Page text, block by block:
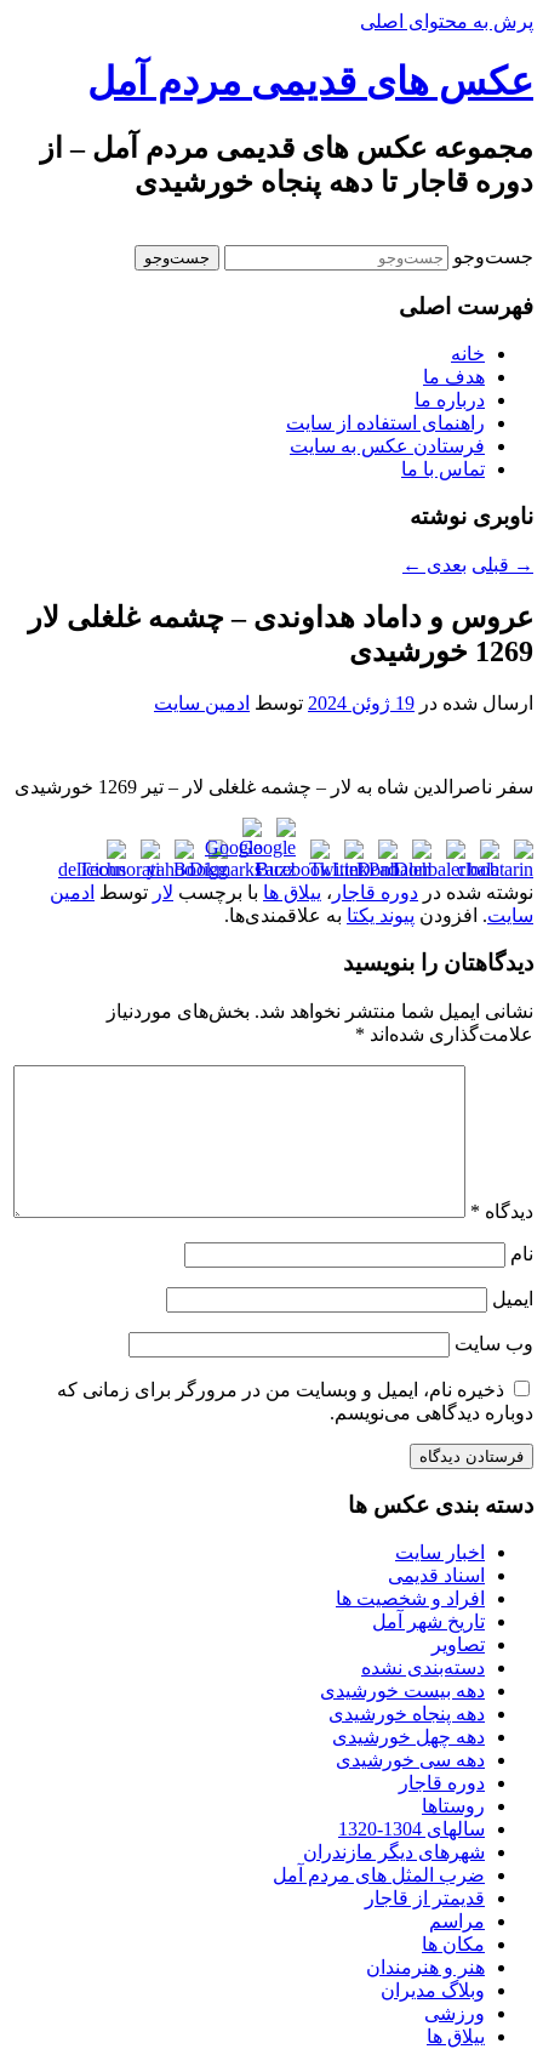
پرش به محتوای اصلی
عکس های قدیمی مردم آمل
مجموعه عکس های قدیمی مردم آمل – از
دوره قاجار تا دهه پنجاه خورشیدی
جست‌وجو
فهرست اصلی
خانه
هدف ما
درباره ما
راهنمای استفاده از سایت
فرستادن عکس به سایت
تماس با ما
ناوبری نوشته
→ قبلی بعدی ←
عروس و داماد هداوندی – چشمه غلغلی لار
1269 خورشیدی
ارسال شده در 19 ژوئن 2024 توسط ادمین سایت
سفر ناصرالدین شاه به لار – چشمه غلغلی لار – تیر 1269 خورشیدی
نوشته شده در دوره قاجار ، ییلاق ها با برچسب لار توسط ادمین
سایت. افزودن پیوند یکتا به علاقمندی‌ها.
دیدگاهتان را بنویسید
نشانی ایمیل شما منتشر نخواهد شد. بخش‌های موردنیاز
علامت‌گذاری شده‌اند *
دیدگاه *
نام
ایمیل
وب‌ سایت
ذخیره نام، ایمیل و وبسایت من در مرورگر برای زمانی که
دوباره دیدگاهی می‌نویسم.
دسته بندی عکس ها
اخبار سایت
اسناد قدیمی
افراد و شخصیت ها
تاریخ شهر آمل
تصاویر
دسته‌بندی نشده
دهه بیست خورشیدی
دهه پنجاه خورشیدی
دهه چهل خورشیدی
دهه سی خورشیدی
دوره قاجار
روستاها
سالهای 1304-1320
شهرهای دیگر مازندران
ضرب المثل های مردم آمل
قدیمتر از قاجار
مراسم
مکان ها
هنر و هنرمندان
وبلاگ مدیران
ورزشی
ییلاق ها